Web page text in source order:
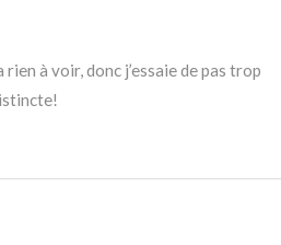
à voir, donc j’essaie de pas trop